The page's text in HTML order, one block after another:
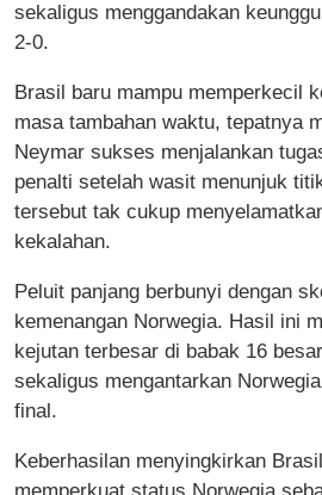
sekaligus menggandakan
2-0.
Brasil baru mampu memperkecil
masa tambahan waktu, tepatnya
Neymar sukses menjalankan
penalti setelah wasit menunjuk
tersebut tak cukup
kekalahan.
Peluit panjang berbunyi dengan
kemenangan Norwegia. Hasil ini
kejutan terbesar di babak 16
sekaligus mengantarkan
final.
Keberhasilan menyingkirkan